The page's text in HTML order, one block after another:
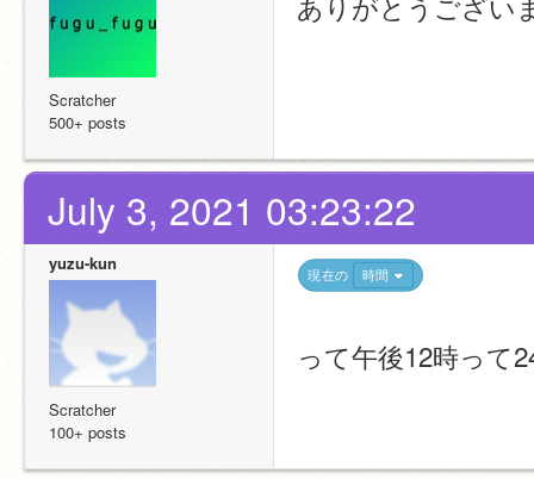
Scratcher
500+ posts
July 3, 2021 03:23:22
yuzu-kun
Scratcher
100+ posts
現在の 時間
って午後12時って